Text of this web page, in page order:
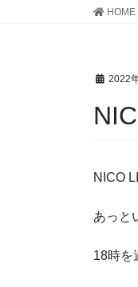
HOME
2022
NICO
あっと
18時を